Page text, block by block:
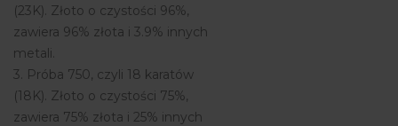
(23K). Złoto o czystości 96%,
zawiera 96% złota i 3.9% innych
metali.
3. Próba 750, czyli 18 karatów
(18K). Złoto o czystości 75%,
zawiera 75% złota i 25% innych